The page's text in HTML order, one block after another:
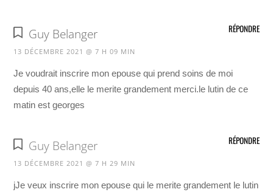
Guy Belanger
13 DÉCEMBRE 2021 @ 7 H 09 MIN
Je voudrait inscrire mon epouse qui prend soins de moi
depuis 40 ans,elle le merite grandement merci.le lutin de ce
matin est georges
RÉPONDRE
Guy Belanger
13 DÉCEMBRE 2021 @ 7 H 29 MIN
jJe veux inscrire mon epouse qui le merite grandement le lutin
RÉPONDRE